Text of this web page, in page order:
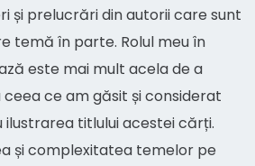
și prelucrări din autorii care sunt
temă în parte. Rolul meu în
este mai mult acela de a
ce am găsit și considerat
titlului acestei cărți.
și complexitatea temelor pe